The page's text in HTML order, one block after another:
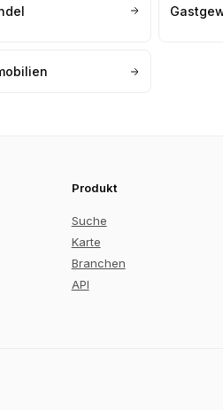
Produkt
Suche
Karte
Branchen
API